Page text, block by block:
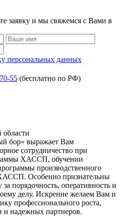
заявку и мы свяжемся с Вами в
персональных данных
55 (бесплатно по РФ)
бор» выражает Вам
сотрудничество при
ХАССП, обучении
производственного
Особенно признательны
порядочность, оперативность и
делу. Искренне желаем Вам и
профессионального роста,
и надежных партнеров.